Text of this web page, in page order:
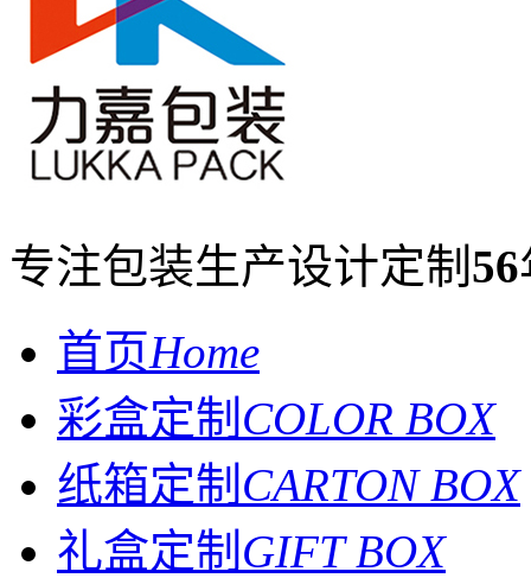
专注包装生产设计定制 56
首页Home
彩盒定制 COLOR BOX
纸箱定制 CARTON BOX
礼盒定制 GIFT BOX